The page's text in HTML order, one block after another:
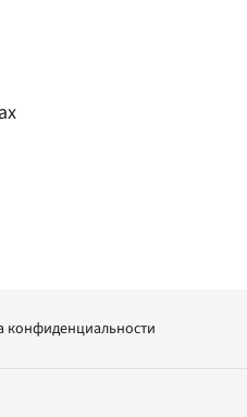
конфиденциальности